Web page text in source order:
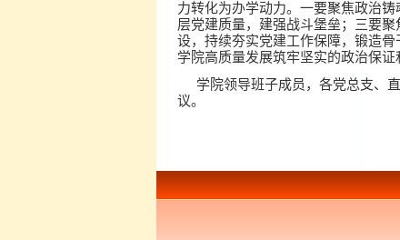
力转化为办学动力。一要聚焦政治
层党建质量，建强战斗堡垒；三要
设，持续夯实党建工作保障，锻造
学院高质量发展筑牢坚实的政治保证
学院领导班子成员，各党总支、
议。